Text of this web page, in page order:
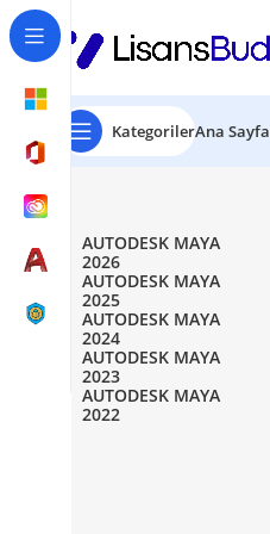
KategorilerAna Sayfa
AUTODESK MAYA
2026
AUTODESK MAYA
2025
AUTODESK MAYA
2024
AUTODESK MAYA
2023
AUTODESK MAYA
2022